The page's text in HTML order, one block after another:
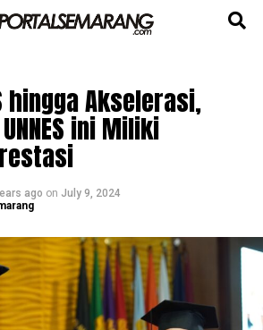
hingga Akselerasi,
ini Miliki
ago on July 9, 2024